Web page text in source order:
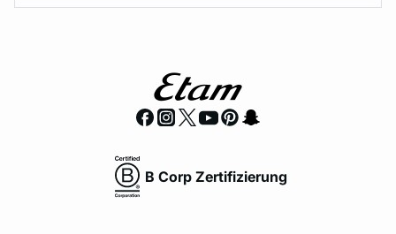
B Corp Zertifizierung